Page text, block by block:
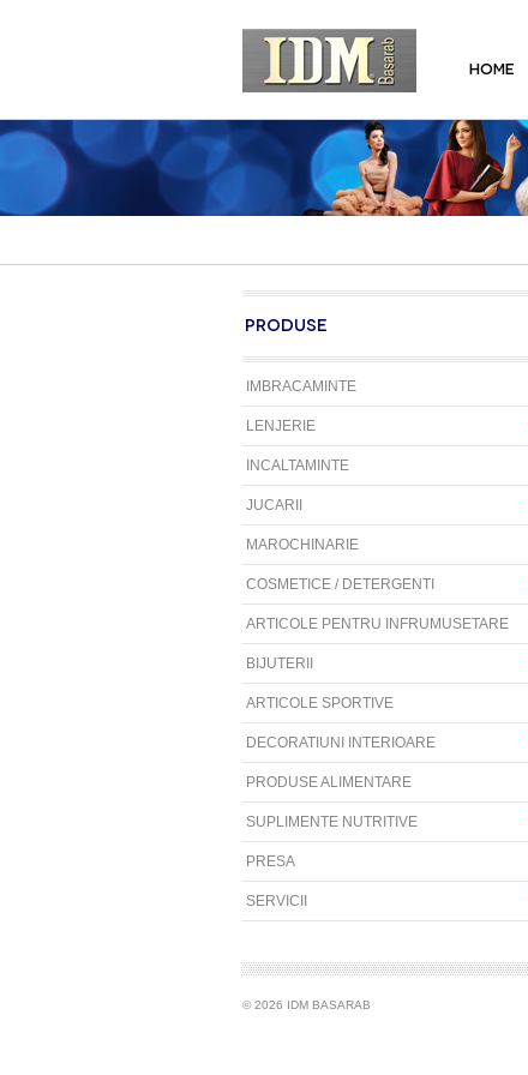
HOME
PRODUSE
IMBRACAMINTE
LENJERIE
INCALTAMINTE
JUCARII
MAROCHINARIE
COSMETICE / DETERGENTI
ARTICOLE PENTRU INFRUMUSETARE
BIJUTERII
ARTICOLE SPORTIVE
DECORATIUNI INTERIOARE
PRODUSE ALIMENTARE
SUPLIMENTE NUTRITIVE
PRESA
SERVICII
© 2026 IDM BASARAB